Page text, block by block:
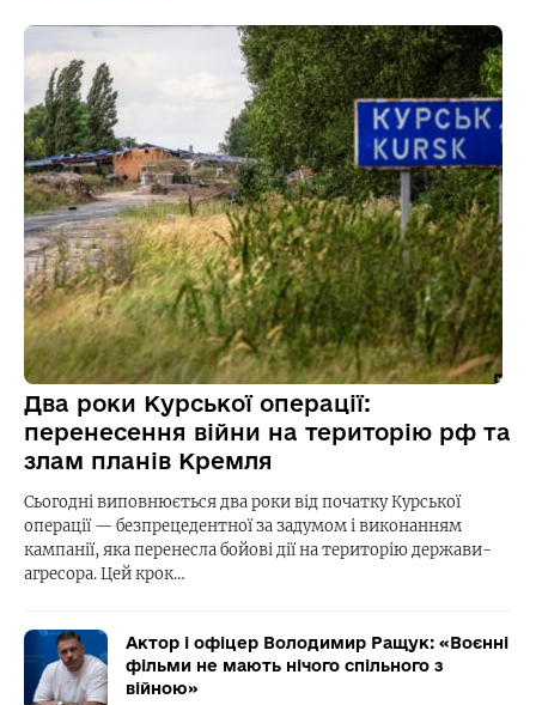
Два роки Курської операції:
перенесення війни на територію рф та
злам планів Кремля
Сьогодні виповнюється два роки від початку Курської
операції — безпрецедентної за задумом і виконанням
кампанії, яка перенесла бойові дії на територію держави-
агресора. Цей крок…
Актор і офіцер Володимир Ращук: «Воєнні
фільми не мають нічого спільного з
війною»